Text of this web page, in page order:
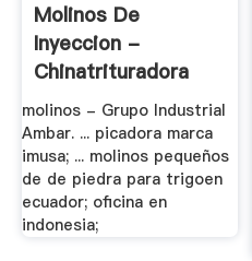
Molinos De
Inyeccion -
Chinatrituradora
molinos - Grupo Industrial
Ambar. ... picadora marca
imusa; ... molinos pequeños
de de piedra para trigoen
ecuador; oficina en
indonesia;